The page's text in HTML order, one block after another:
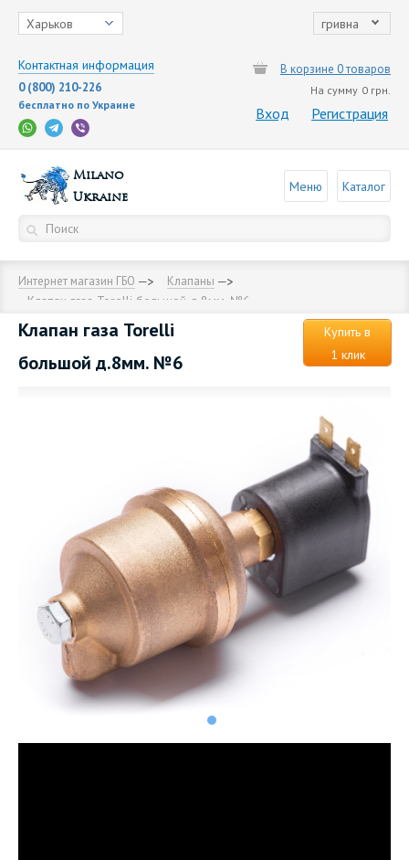
Харьков гривна
Контактная информация
0 (800) 210-226
бесплатно по Украине
В корзине 0 товаров
На сумму 0 грн.
Вход Регистрация
Milano
Ukraine
Меню Каталог
Интернет магазин ГБО Клапаны
Клапан газа Torelli большой д.8мм. №6
Клапан газа Torelli
большой д.8мм. №6
Купить в
1 клик